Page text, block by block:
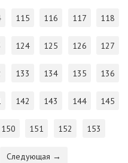
115 116 117 118
124 125 126 127
133 134 135 136
142 143 144 145
150 151 152 153
Следующая →